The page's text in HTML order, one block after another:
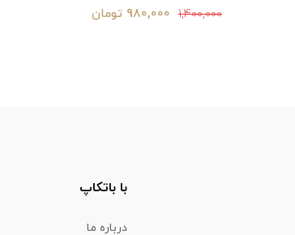
1,400,000 980,000 تومان
با باتکاپ
درباره ما